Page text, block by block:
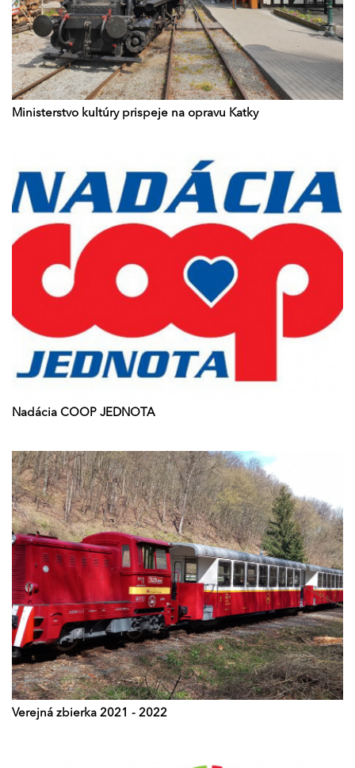
Ministerstvo kultúry prispeje na opravu Katky
Nadácia COOP JEDNOTA
Verejná zbierka 2021 - 2022